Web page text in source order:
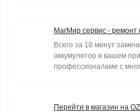
МагМир сервис - ремонт
Всего за 10 минут
аккумулятор в вашем
профессионалами с
Перейти в магазин на